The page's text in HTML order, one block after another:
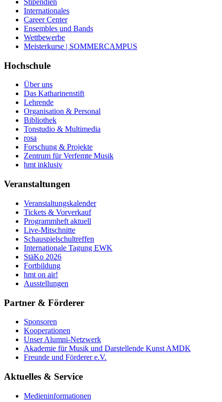
Stipendien
Internationales
Career Center
Ensembles und Bands
Wettbewerbe
Meisterkurse | SOMMERCAMPUS
Hochschule
Über uns
Das Katharinenstift
Lehrende
Organisation & Personal
Bibliothek
Tonstudio & Multimedia
rosa
Forschung & Projekte
Zentrum für Verfemte Musik
hmt inklusiv
Veranstaltungen
Veranstaltungskalender
Tickets & Vorverkauf
Programmheft aktuell
Live-Mitschnitte
Schauspielschultreffen
Internationale Tagung EWK
StäKo 2026
Fortbildung
hmt on air!
Ausstellungen
Partner & Förderer
Sponsoren
Kooperationen
Unser Alumni-Netzwerk
Akademie für Musik und Darstellende Kunst AMDK
Freunde und Förderer e.V.
Aktuelles & Service
Medieninformationen